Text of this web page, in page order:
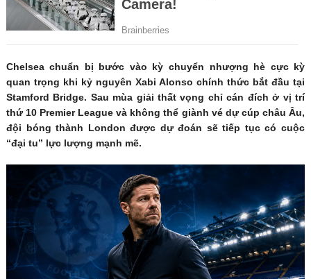
Chelsea chuẩn bị bước vào kỳ chuyển nhượng hè cực kỳ
quan trọng khi kỷ nguyên Xabi Alonso chính thức bắt đầu tại
Stamford Bridge. Sau mùa giải thất vọng chỉ cán đích ở vị trí
thứ 10 Premier League và không thể giành vé dự cúp châu Âu,
đội bóng thành London được dự đoán sẽ tiếp tục có cuộc
“đại tu” lực lượng mạnh mẽ.